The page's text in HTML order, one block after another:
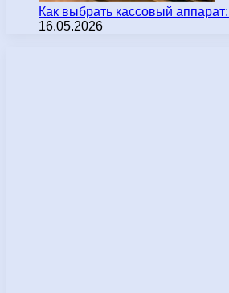
Как выбрать кассовый
16.05.2026